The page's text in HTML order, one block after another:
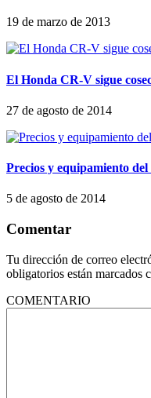
19 de marzo de 2013
El Honda CR-V sigue
27 de agosto de 2014
Precios y equipamiento
5 de agosto de 2014
Comentar
Tu dirección de correo
obligatorios están marcados
COMENTARIO